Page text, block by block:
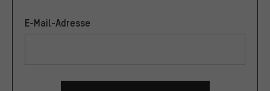
E-Mail-Adresse